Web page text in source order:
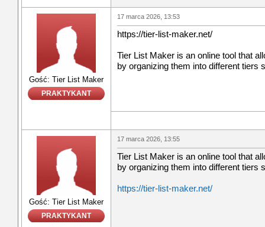
Gość: Tier List Maker
PRAKTYKANT
17 marca 2026, 13:53
https://tier-list-maker.net/
Tier List Maker is an online tool that
by organizing them into different tiers
Gość: Tier List Maker
PRAKTYKANT
17 marca 2026, 13:55
Tier List Maker is an online tool that
by organizing them into different tiers
https://tier-list-maker.net/